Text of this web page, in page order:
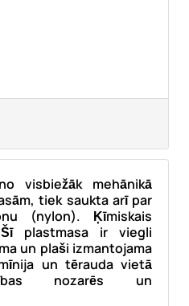
visbiežāk mehānikā
tiek saukta arī par
(nylon). Ķīmiskais
plastmasa ir viegli
un plaši izmantojama
un tērauda vietā
nozarēs un